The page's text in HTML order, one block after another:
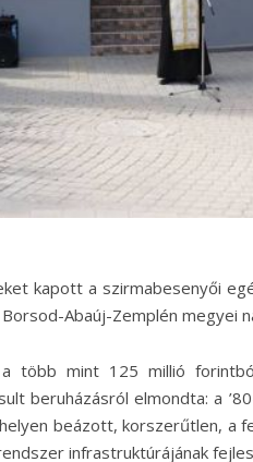
kapott a szirmabesenyői
Abaúj-Zemplén megyei
a több mint 125 millió
beruházásról elmondta: a
beázott, korszerűtlen, a
infrastruktúrájának